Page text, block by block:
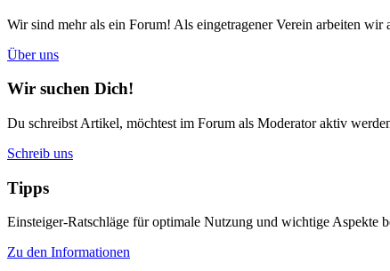
Wir sind mehr als ein Forum! Als eingetragener Verein arbeiten wir
Über uns
Wir suchen Dich!
Du schreibst Artikel, möchtest im Forum als Moderator aktiv
Schreib uns
Tipps
Einsteiger-Ratschläge für optimale Nutzung und wichtige Aspekte
Zu den Informationen